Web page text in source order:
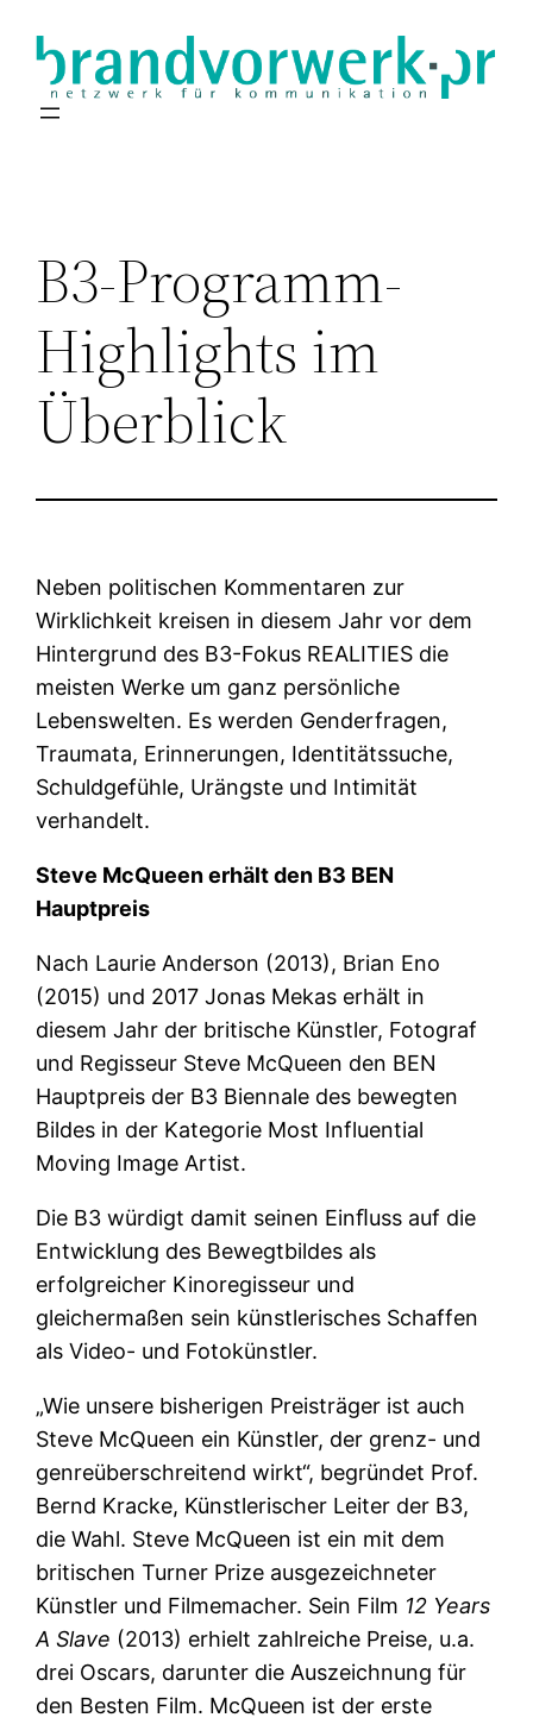
Inhalt
springen
B3-Programm-
Highlights im
Überblick
Neben politischen Kommentaren zur
Wirklichkeit kreisen in diesem Jahr vor dem
Hintergrund des B3-Fokus REALITIES die
meisten Werke um ganz persönliche
Lebenswelten. Es werden Genderfragen,
Traumata, Erinnerungen, Identitätssuche,
Schuldgefühle, Urängste und Intimität
verhandelt.
Steve McQueen erhält den B3 BEN
Hauptpreis
Nach Laurie Anderson (2013), Brian Eno
(2015) und 2017 Jonas Mekas erhält in
diesem Jahr der britische Künstler, Fotograf
und Regisseur Steve McQueen den BEN
Hauptpreis der B3 Biennale des bewegten
Bildes in der Kategorie Most Influential
Moving Image Artist.
Die B3 würdigt damit seinen Einﬂuss auf die
Entwicklung des Bewegtbildes als
erfolgreicher Kinoregisseur und
gleichermaßen sein künstlerisches Schaffen
als Video- und Fotokünstler.
„Wie unsere bisherigen Preisträger ist auch
Steve McQueen ein Künstler, der grenz- und
genreüberschreitend wirkt“, begründet Prof.
Bernd Kracke, Künstlerischer Leiter der B3,
die Wahl. Steve McQueen ist ein mit dem
britischen Turner Prize ausgezeichneter
Künstler und Filmemacher. Sein Film 12 Years
A Slave (2013) erhielt zahlreiche Preise, u.a.
drei Oscars, darunter die Auszeichnung für
den Besten Film. McQueen ist der erste